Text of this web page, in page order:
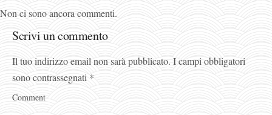
Non ci sono ancora commenti.
Scrivi un commento
Il tuo indirizzo email non sarà pubblicato. I campi obbligatori
sono contrassegnati *
Comment